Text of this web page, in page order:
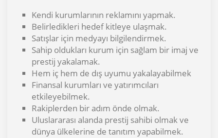
Kendi kurumlarının reklamını yapmak.
Belirledikleri hedef kitleye ulaşmak.
Satışlar için medyayı bilgilendirmek.
Sahip oldukları kurum için sağlam bir imaj ve
prestij yakalamak.
Hem iç hem de dış uyumu yakalayabilmek
Finansal kurumları ve yatırımcıları
etkileyebilmek.
Rakiplerden bir adım önde olmak.
Uluslararası alanda prestij sahibi olmak ve
dünya ülkelerine de tanıtım yapabilmek.